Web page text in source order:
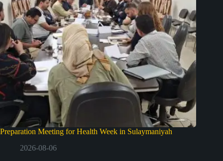
Preparation Meeting for Health Week in Sulaymaniyah
2026-08-06